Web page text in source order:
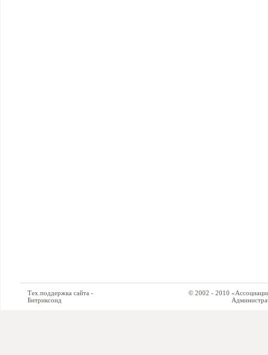
Тех.поддержка сайта -
Битриксоид
© 2002 - 2010 «Ассоциация